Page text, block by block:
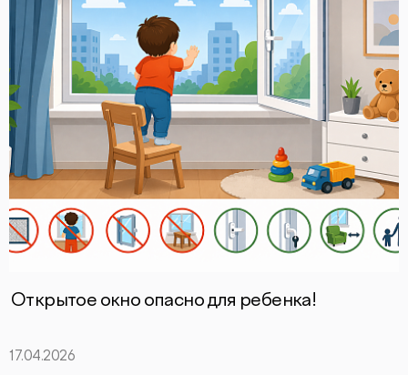
Открытое окно опасно для ребенка!
17.04.2026